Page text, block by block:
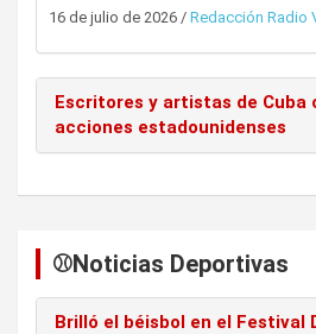
16 de julio de 2026 / Redacción Radio
Escritores y artistas de Cuba
acciones estadounidenses
⚾️Noticias Deportivas
Brilló el béisbol en el Festival